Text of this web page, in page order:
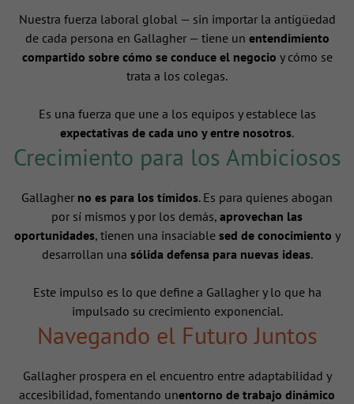
Nuestra fuerza laboral global — sin importar la antigüedad
de cada persona en Gallagher — tiene un entendimiento
compartido sobre cómo se conduce el negocio y cómo se
trata a los colegas.
Es una fuerza que une a los equipos y establece las
expectativas de cada uno y entre nosotros.
Crecimiento para los Ambiciosos
Gallagher no es para los tímidos. Es para quienes abogan
por sí mismos y por los demás, aprovechan las
oportunidades, tienen una insaciable sed de conocimiento y
desarrollan una sólida defensa para nuevas ideas.
Este impulso es lo que define a Gallagher y lo que ha
impulsado su crecimiento exponencial.
Navegando el Futuro Juntos
Gallagher prospera en el encuentro entre adaptabilidad y
accesibilidad, fomentando unentorno de trabajo dinámico